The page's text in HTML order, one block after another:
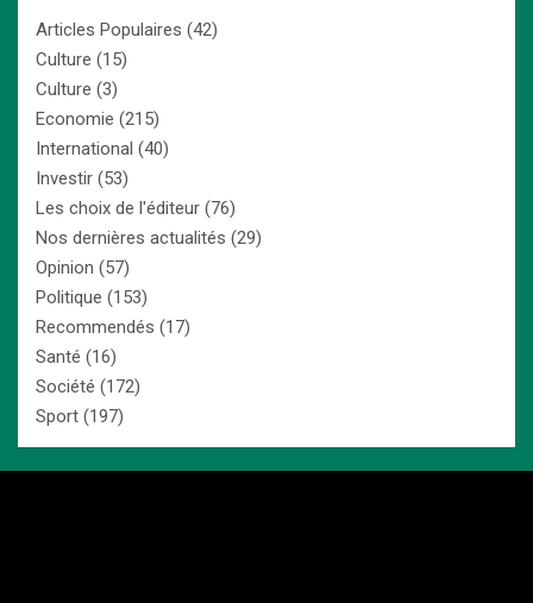
Articles Populaires (42)
Culture (15)
Culture (3)
Economie (215)
International (40)
Investir (53)
Les choix de l'éditeur (76)
Nos dernières actualités (29)
Opinion (57)
Politique (153)
Recommendés (17)
Santé (16)
Société (172)
Sport (197)